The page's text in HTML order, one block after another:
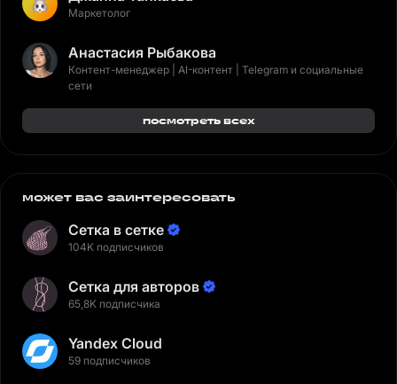
Маркетолог
Анастасия Рыбакова
Контент-менеджер | AI-контент | Telegram и социальные
сети
посмотреть всех
может вас заинтересовать
Сетка в сетке
104K подписчиков
Сетка для авторов
65,8K подписчика
Yandex Cloud
59 подписчиков